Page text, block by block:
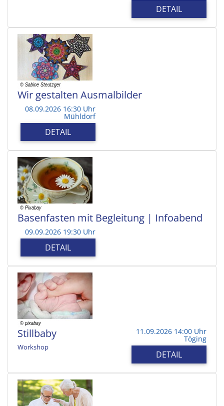
DETAIL
Wir gestalten Ausmalbilder
08.09.2026 16:30 Uhr
Mühldorf
DETAIL
Basenfasten mit Begleitung | Infoabend
09.09.2026 19:30 Uhr
DETAIL
Stillbaby
Workshop
11.09.2026 14:00 Uhr
Töging
DETAIL